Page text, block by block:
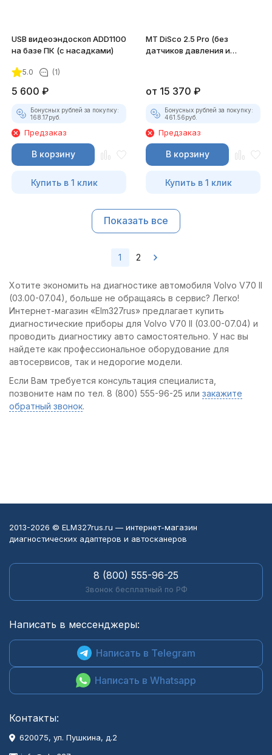
USB видеоэндоскоп ADD1100
на базе ПК (с насадками)
5.0 (1)
5 600 ₽
Бонусных рублей за покупку:
168.17руб.
Предзаказ
В корзину
Купить в 1 клик
MT DiSco 2.5 Pro (без
датчиков давления и
от 15 370 ₽
Бонусных рублей за покупку:
461.56руб.
Предзаказ
В корзину
Купить в 1 клик
Показать все
1 2
Хотите экономить на диагностике автомобиля Volvo V70 II
(03.00-07.04), больше не обращаясь в сервис? Легко!
Интернет-магазин «Elm327rus» предлагает купить
диагностические приборы для Volvo V70 II (03.00-07.04) и
проводить диагностику авто самостоятельно. У нас вы
найдете как профессиональное оборудование для
автосервисов, так и недорогие модели.
Если Вам требуется консультация специалиста,
позвоните нам по тел. 8 (800) 555-96-25 или закажите
обратный звонок.
2013-2026 © ELM327rus.ru — интернет-магазин
диагностических адаптеров и автосканеров
8 (800) 555-96-25
Звонок бесплатный по РФ
Написать в мессенджеры:
Написать в Telegram
Написать в Whatsapp
Контакты:
620075, ул. Пушкина, д.2